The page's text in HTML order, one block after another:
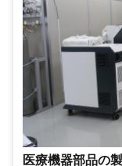
医療機器部品の